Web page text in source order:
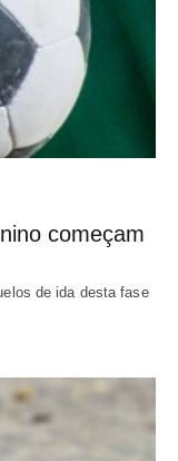
começam
de ida desta fase